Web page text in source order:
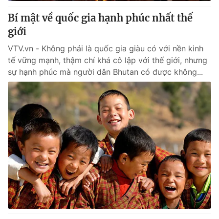
® Cấm sao chép dưới mọi hình thức nếu không có sự chấp
thuận bằng văn bản. Ghi rõ nguồn VTV.vn khi phát hành lại
thông tin từ website này.
Bí mật về quốc gia hạnh phúc nhất thế
giới
VTV.vn - Không phải là quốc gia giàu có với nền kinh
tế vững mạnh, thậm chí khá cô lập với thế giới, nhưng
sự hạnh phúc mà người dân Bhutan có được không...